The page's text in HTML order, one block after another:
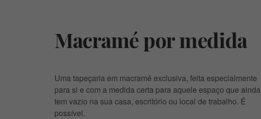
Macramé por medida
Uma tapeçaria em macramé exclusiva, feita especialmente
para si e com a medida certa para aquele espaço que ainda
tem vazio na sua casa, escritório ou local de trabalho. É
possível.